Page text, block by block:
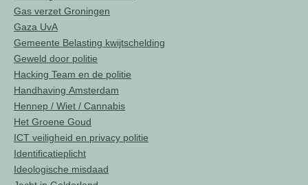
Gas verzet Groningen
Gaza UvA
Gemeente Belasting kwijtschelding
Geweld door politie
Hacking Team en de politie
Handhaving Amsterdam
Hennep / Wiet / Cannabis
Het Groene Goud
ICT veiligheid en privacy politie
Identificatieplicht
Ideologische misdaad